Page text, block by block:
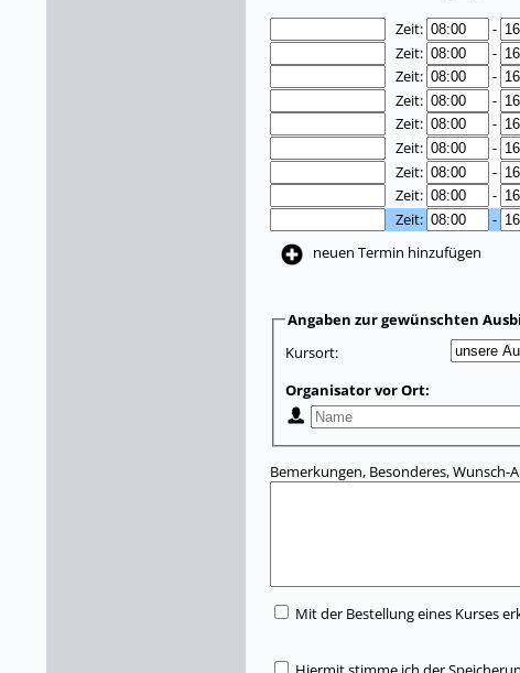
Zeit: -
Zeit:
-
Zeit:
-
Zeit:
-
Zeit:
-
Zeit:
-
Zeit:
-
Zeit:
-
Zeit:
-
neuen Termin hinzufügen
Angaben zur gewünschten
Kursort:
Organisator vor Ort:
Bemerkungen, Besonderes, Wunsch-
Mit der Bestellung eines Kurses